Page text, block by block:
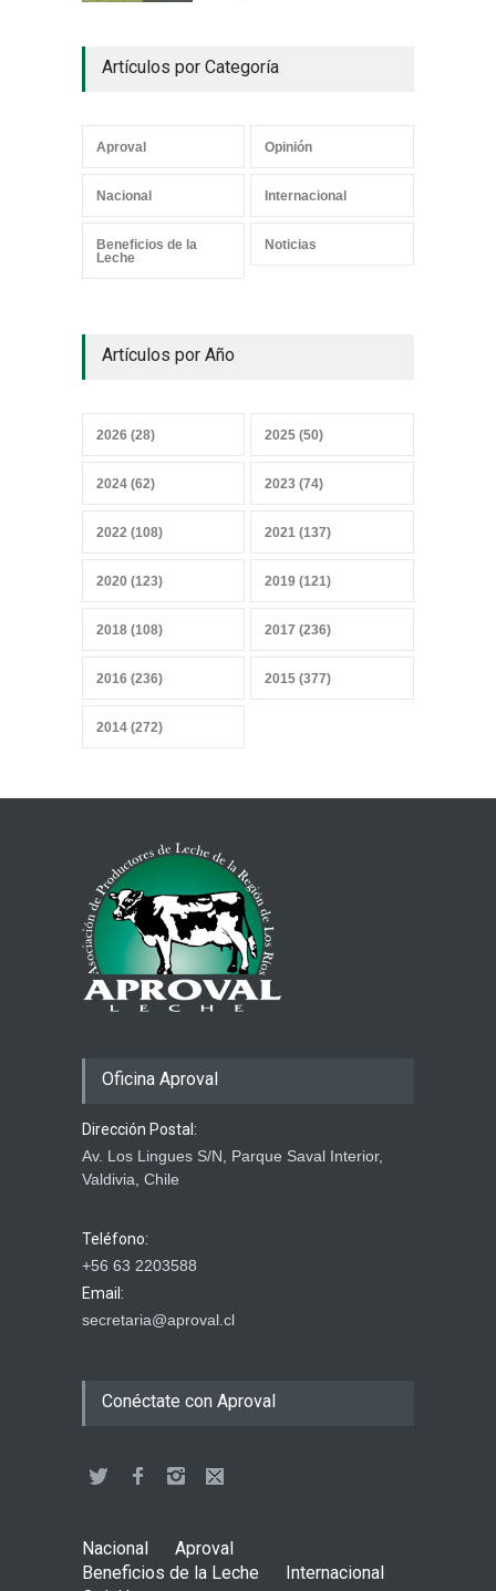
05 julio 2026
Los mensajes correctos
cuándo?
Convicciones gremiales
Sobrevivir a la IA, sensores y
Combustibles y producción
de alimentos
29 marzo 2026
Artículos por Categoría
Aproval Opinión
Nacional Internacional
Beneficios de la
Leche
Noticias
Artículos por Año
2026 (28) 2025 (50)
2024 (62) 2023 (74)
2022 (108) 2021 (137)
2020 (123) 2019 (121)
2018 (108) 2017 (236)
2016 (236) 2015 (377)
2014 (272)
Oficina Aproval
Dirección Postal:
Av. Los Lingues S/N, Parque Saval Interior,
Valdivia, Chile
Teléfono:
+56 63 2203588
Email:
secretaria@aproval.cl
Conéctate con Aproval
Nacional
Aproval
Beneficios de la Leche
Internacional